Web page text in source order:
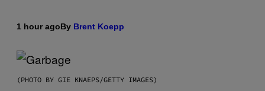
1 hour agoBy Brent Koepp
(PHOTO BY GIE KNAEPS/GETTY IMAGES)